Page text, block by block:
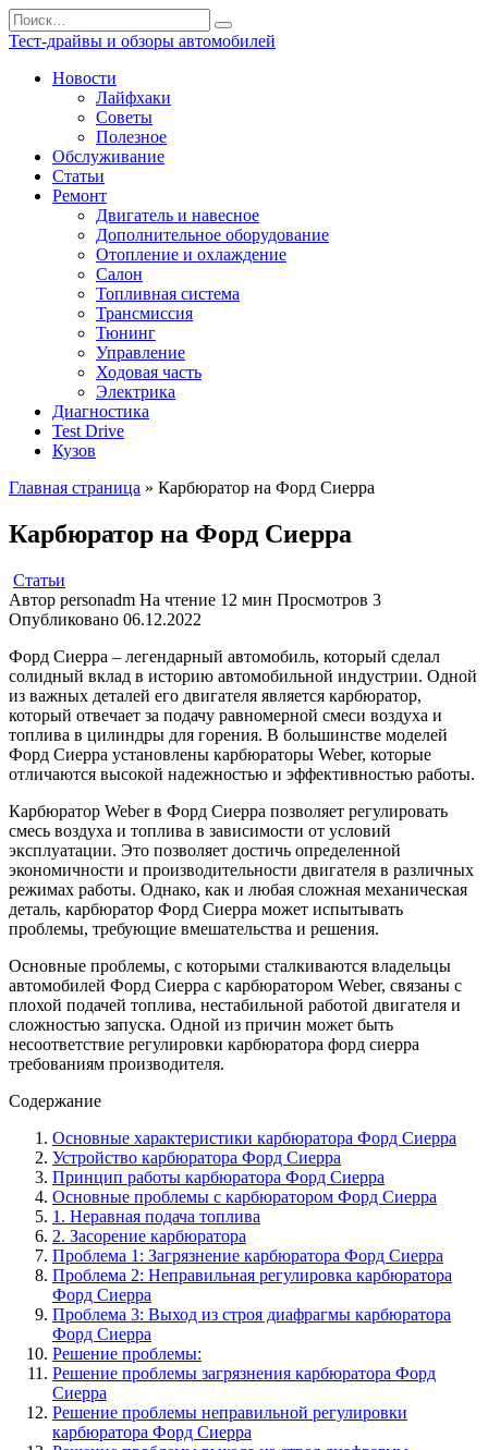
Перейти
к
содержанию
Search
for:
Тест-драйвы и обзоры автомобилей
Новости
Лайфхаки
Советы
Полезное
Обслуживание
Статьи
Ремонт
Двигатель и навесное
Дополнительное оборудование
Отопление и охлаждение
Салон
Топливная система
Трансмиссия
Тюнинг
Управление
Ходовая часть
Электрика
Диагностика
Test Drive
Кузов
Главная страница » Карбюратор на Форд Сиерра
Карбюратор на Форд Сиерра
Статьи
Автор personadm На чтение 12 мин Просмотров 3
Опубликовано 06.12.2022
Форд Сиерра – легендарный автомобиль, который сделал
солидный вклад в историю автомобильной индустрии. Одной
из важных деталей его двигателя является карбюратор,
который отвечает за подачу равномерной смеси воздуха и
топлива в цилиндры для горения. В большинстве моделей
Форд Сиерра установлены карбюраторы Weber, которые
отличаются высокой надежностью и эффективностью работы.
Карбюратор Weber в Форд Сиерра позволяет регулировать
смесь воздуха и топлива в зависимости от условий
эксплуатации. Это позволяет достичь определенной
экономичности и производительности двигателя в различных
режимах работы. Однако, как и любая сложная механическая
деталь, карбюратор Форд Сиерра может испытывать
проблемы, требующие вмешательства и решения.
Основные проблемы, с которыми сталкиваются владельцы
автомобилей Форд Сиерра с карбюратором Weber, связаны с
плохой подачей топлива, нестабильной работой двигателя и
сложностью запуска. Одной из причин может быть
несоответствие регулировки карбюратора форд сиерра
требованиям производителя.
Содержание
Основные характеристики карбюратора Форд Сиерра
Устройство карбюратора Форд Сиерра
Принцип работы карбюратора Форд Сиерра
Основные проблемы с карбюратором Форд Сиерра
1. Неравная подача топлива
2. Засорение карбюратора
Проблема 1: Загрязнение карбюратора Форд Сиерра
Проблема 2: Неправильная регулировка карбюратора
Форд Сиерра
Проблема 3: Выход из строя диафрагмы карбюратора
Форд Сиерра
Решение проблемы:
Решение проблемы загрязнения карбюратора Форд
Сиерра
Решение проблемы неправильной регулировки
карбюратора Форд Сиерра